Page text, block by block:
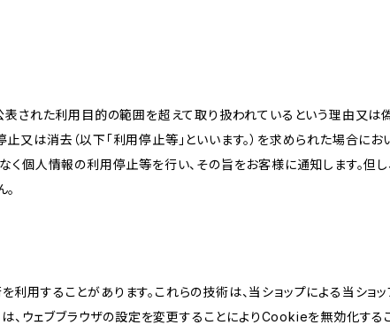
表された利用目的の範囲を超えて取り扱われているという理由又
又は消去（以下「利用停止等」といいます。）を求められた場合に
く個人情報の利用停止等を行い、その旨をお客様に通知します。但
利用することがあります。これらの技術は、当ショップによる当シ
ウェブブラウザの設定を変更することによりCookieを無効化する